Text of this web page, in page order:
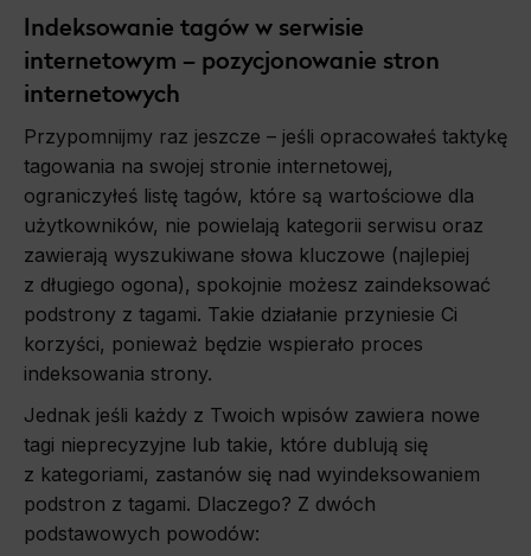
Indeksowanie tagów w serwisie
internetowym – pozycjonowanie stron
internetowych
Przypomnijmy raz jeszcze – jeśli opracowałeś taktykę
tagowania na swojej stronie internetowej,
ograniczyłeś listę tagów, które są wartościowe dla
użytkowników, nie powielają kategorii serwisu oraz
zawierają wyszukiwane słowa kluczowe (najlepiej
z długiego ogona), spokojnie możesz zaindeksować
podstrony z tagami. Takie działanie przyniesie Ci
korzyści, ponieważ będzie wspierało proces
indeksowania strony.
Jednak jeśli każdy z Twoich wpisów zawiera nowe
tagi nieprecyzyjne lub takie, które dublują się
z kategoriami, zastanów się nad wyindeksowaniem
podstron z tagami. Dlaczego? Z dwóch
podstawowych powodów: